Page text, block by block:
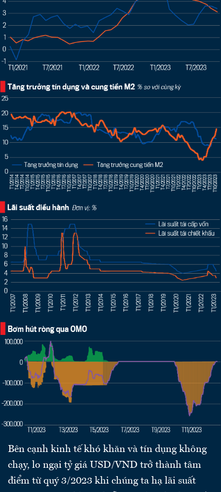
Bên cạnh kinh tế khó khăn và tín dụng không
chạy, lo ngại tỷ giá USD/VND trở thành tâm
điểm từ quý 3/2023 khi chúng ta hạ lãi suất